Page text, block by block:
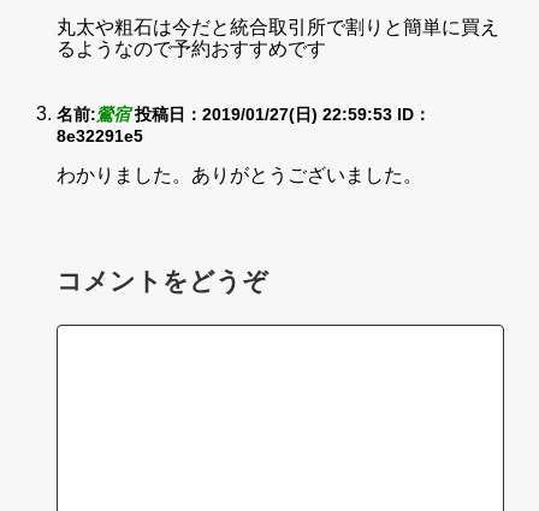
丸太や粗石は今だと統合取引所で割りと簡単に買え
るようなので予約おすすめです
名前:鶯宿 投稿日：2019/01/27(日) 22:59:53 ID：
8e32291e5
わかりました。ありがとうございました。
コメントをどうぞ